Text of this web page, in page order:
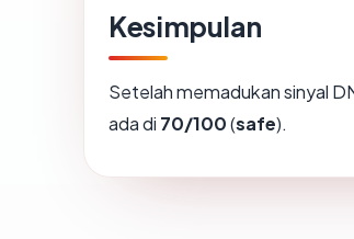
Kesimpulan
Setelah memadukan sinyal
ada di 70/100(safe).